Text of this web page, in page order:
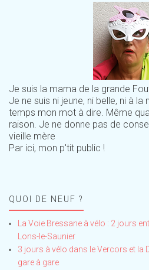
Je suis la mama de la grande
Je ne suis ni jeune, ni belle, ni à
temps mon mot à dire. Même
raison. Je ne donne pas de
vieille mère
Par ici, mon p'tit public !
QUOI DE NEUF ?
La Voie Bressane à vélo : 2 jours
Lons-le-Saunier
3 jours à vélo dans le Vercors et la
gare à gare